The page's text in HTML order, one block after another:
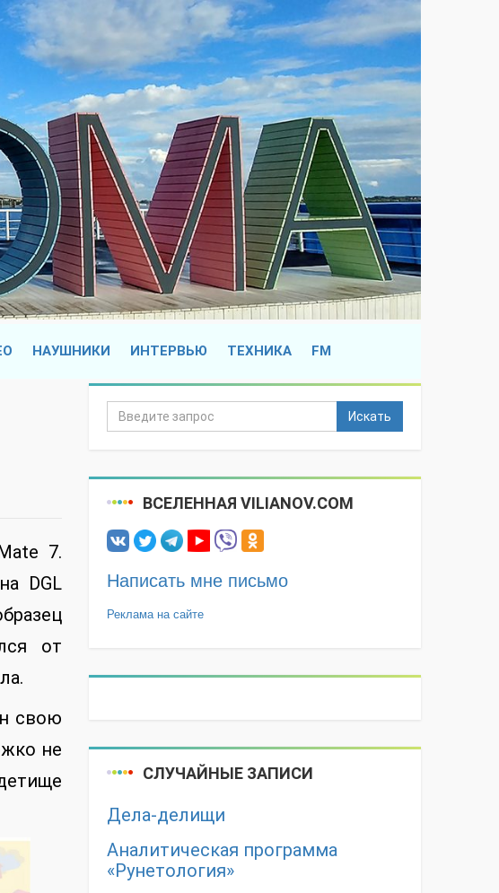
НАУШНИКИ ИНТЕРВЬЮ ТЕХНИКА FM
7.
DGL
от
свою
не
Искать
ВСЕЛЕННАЯ VILIANOV.COM
Написать мне письмо
Реклама на сайте
СЛУЧАЙНЫЕ ЗАПИСИ
Дела-делищи
Аналитическая программа
«Рунетология»